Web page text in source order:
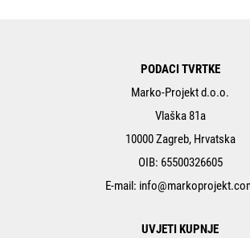
PODACI TVRTKE
Marko-Projekt d.o.o.
Vlaška 81a
10000 Zagreb, Hrvatska
OIB: 65500326605
E-mail:
UVJETI KUPNJE